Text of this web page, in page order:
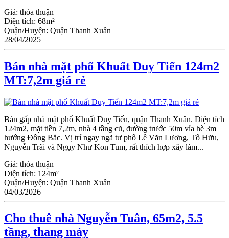
Giá: thỏa thuận
Diện tích: 68m²
Quận/Huyện: Quận Thanh Xuân
28/04/2025
Bán nhà mặt phố Khuất Duy Tiến 124m2
MT:7,2m giá rẻ
Bán gấp nhà mặt phố Khuất Duy Tiến, quận Thanh Xuân. Diện tích
124m2, mặt tiền 7,2m, nhà 4 tầng cũ, đường trước 50m vỉa hè 3m
hướng Đông Bắc. Vị trí ngay ngã tư phố Lê Văn Lương, Tố Hữu,
Nguyễn Trãi và Ngụy Như Kon Tum, rất thích hợp xây làm...
Giá: thỏa thuận
Diện tích: 124m²
Quận/Huyện: Quận Thanh Xuân
04/03/2026
Cho thuê nhà Nguyễn Tuân, 65m2, 5.5
tầng, thang máy